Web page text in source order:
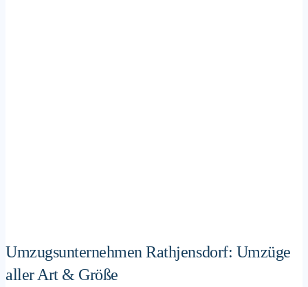
Umzugsunternehmen Rathjensdorf: Umzüge
aller Art & Größe